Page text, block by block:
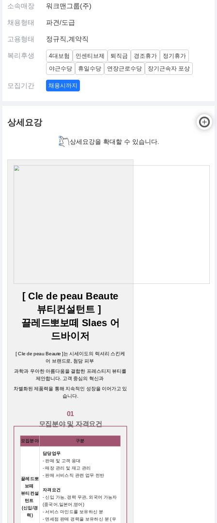
소속매장 워크맨그룹(주)
채용형태 파견/도급
고용형태 정규직,계약직
복리후생 4대보험 인센티브제 퇴직금 경조휴가
정기휴가
야근수당
휴일수당 연장근로수당 장기근속자 포상
모집기간 채용시까지
상세요강
상세요강을 확대할 수 있습니다.
[ Cle de peau Beaute
뷰티컨설턴트 ]
끌레드뽀보떼 Slaes 어
드바이저
[ Cle de peau Beaute ]는 시세이도의 럭셔리 스킨케
어 브랜드로, 첨담 피부
과학과 우아한 아름다움을 결합한 프레스티지 뷰티를
제안합니다. 고객 중심의 혁신과
차별화된 제품력을 통해 지속적인 성장을 이어가고 있
습니다.
01
모집분야 및 자격요건
모집분야 구분
끌레드뽀
보떼
뷰티컨설
턴트
(신입/경
력)
담당업무
- 판매 및 고객 응대
- 매장 관리 및 재고 관리
- 판매 서비스직 관련 업무 전반
자격요건
- 신입 가능, 경력 무관, 외국어 가능자
(중국어,일본어,영어)
- 서비스 마인드를 보유하신 분
- 면세점 판매 경력을 보유하신 분 (우